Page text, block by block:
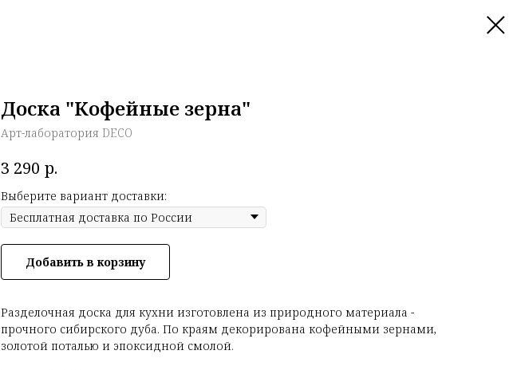
Доска "Кофейные зерна"
Арт-лаборатория DECO
3 290 р.
Выберите вариант доставки:
Добавить в корзину
Разделочная доска для кухни изготовлена из природного материала -
прочного сибирского дуба. По краям декорирована кофейными зернами,
золотой поталью и эпоксидной смолой.